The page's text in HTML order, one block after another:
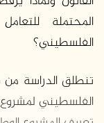
المحتملة
الفلسطيني؟
تنطلق الدراسة
الفلسطيني